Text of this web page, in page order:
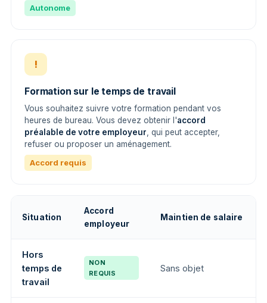
Autonome
!
Formation sur le temps de travail
Vous souhaitez suivre votre formation pendant vos
heures de bureau. Vous devez obtenir l'accord
préalable de votre employeur , qui peut accepter,
refuser ou proposer un aménagement.
Accord requis
Situation
Accord
employeur
Maintien de salaire
Hors
temps de
travail
NON
REQUIS
Sans objet